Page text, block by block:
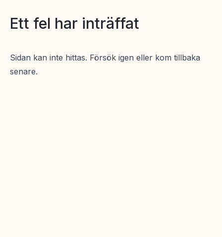
Ett fel har inträffat
Sidan kan inte hittas. Försök igen eller kom tillbaka
senare.